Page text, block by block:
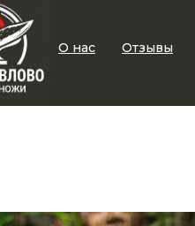
Отзывы
О нас